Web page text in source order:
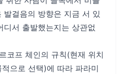
발걸음의 방향은 지금 서 있
디서 출발했는지는 상관없
코프 체인의 규칙(현재 위치
으로 선택)에 따라 파라미